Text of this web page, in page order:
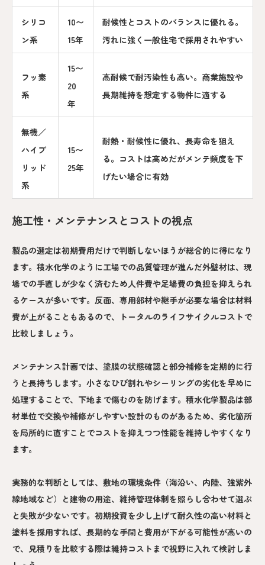
シリコ
ン系
10〜
15年
耐候性とコストのバランスに優れる。
汚れに強く一般住宅で採用されやすい
フッ素
系
15〜
20
年
高耐候で耐汚染性も高い。商業施設や
長期維持を想定する物件に適する
無機／
ハイブ
リッド
系
15〜
25年
耐熱・耐候性に優れ、長寿命を狙え
る。コストは高めだがメンテ頻度を下
げたい場合に有効
施工性・メンテナンスとコストの視点
製品の選定は初期費用だけで判断しないほうが総合的に得になり
ます。積水化学のように工場での品質管理が進んだ外壁材は、現
場での手直しが少なく済むため人件費や足場費の負担を抑えられ
るケースが多いです。反面、専用部材や継手が必要な場合は材料
費が上がることもあるので、トータルのライフサイクルコストで
比較しましょう。
メンテナンス計画では、塗膜の状態確認と部分補修を定期的に行
うと長持ちします。小さなひび割れやシーリングの劣化を早めに
処理することで、下地まで傷むのを防げます。積水化学製品は部
材単位で交換や補修がしやすい設計のものがあるため、劣化箇所
を局所的に直すことでコストを抑えつつ性能を維持しやすくなり
ます。
実務的な判断としては、敷地の環境条件（海沿い、内陸、強紫外
線地域など）と建物の用途、維持管理体制を照らし合わせて選ぶ
と失敗が少ないです。初期投資を少し上げて耐久性の高い材料と
塗料を採用すれば、長期的な手間と費用が下がる可能性が高いの
で、見積りを比較する際は維持コストまで視野に入れて検討しま